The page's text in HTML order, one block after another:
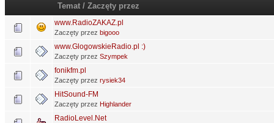
Temat /Zaczęty przez
www.RadioZAKAZ.pl
Zaczęty przez bigooo
www.GlogowskieRadio.pl :)
Zaczęty przez Szympek
fonikfm.pl
Zaczęty przez rysiek34
HitSound-FM
Zaczęty przez Highlander
RadioLevel.Net